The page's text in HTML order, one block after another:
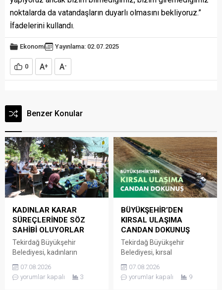
noktalarda da vatandaşların duyarlı olmasını bekliyoruz.”
İfadelerini kullandı.
Ekonomi Yayınlama: 02.07.2025
0 A+ A-
Benzer Konular
KADINLAR KARAR
SÜREÇLERİNDE SÖZ
SAHİBİ OLUYORLAR
Tekirdağ Büyükşehir
Belediyesi, kadınların
mahallelerine ilişkin ihtiyaç,
talep ve sorunlarını
doğrudan yerel yönetime
07.08.2026
yorumlar kapalı
3
BÜYÜKŞEHİR’DEN
KIRSAL ULAŞIMA
CANDAN DOKUNUŞ
Tekirdağ Büyükşehir
Belediyesi, kırsal
mahallelerde ulaşım
altyapısını güçlendirmeye
yönelik yatırımlarını aralıksız
07.08.2026
yorumlar kapalı
9